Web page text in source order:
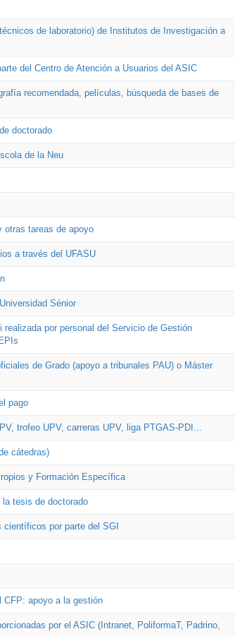
de laboratorio) de Institutos de Investigación a
del Centro de Atención a Usuarios del ASIC
recomendada, películas, búsqueda de bases de
doctorado
de la Neu
otras tareas de apoyo
a través del UFASU
Sénior
por personal del Servicio de Gestión
de Grado (apoyo a tribunales PAU) o Máster
pago
trofeo UPV, carreras UPV, liga PTGAS-PDI...
cátedras)
y Formación Específica
tesis de doctorado
por parte del SGI
apoyo a la gestión
por el ASIC (Intranet, PoliformaT, Padrino,